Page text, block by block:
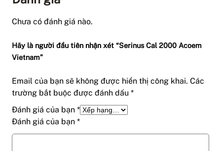
Chưa có đánh giá nào.
Hãy là người đầu tiên nhận xét “Serinus Cal 2000 Acoem
Vietnam”
Email của bạn sẽ không được hiển thị công khai. Các
trường bắt buộc được đánh dấu *
Đánh giá của bạn *
Đánh giá của bạn *